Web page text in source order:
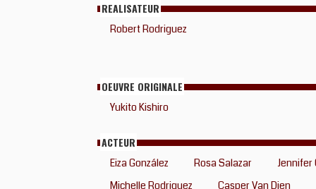
REALISATEUR
Robert Rodriguez
OEUVRE ORIGINALE
Yukito Kishiro
ACTEUR
Eiza González Rosa Salazar
Jennifer
Michelle Rodriguez
Casper Van Dien